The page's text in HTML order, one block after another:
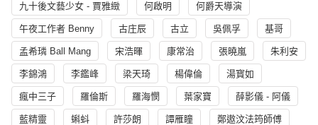
九十後文藝少女 - 賈雅緻 何啟明 何爵天導演
午夜工作者 Benny 古庄辰 古立 吳佩孚 基哥
孟希璘 Ball Mang 宋浩暉 康常治 張曉嵐 朱利安
李錦鴻 李鑑峰 梁天琦 楊偉倫 湯寳如
瘋中三子 羅倫斯 羅海憫 葉家寶 薛影儀 - 阿儀
藍精靈 蝌蚪 許莎朗 譚雁瞳 鄭遨汶法筠師傅